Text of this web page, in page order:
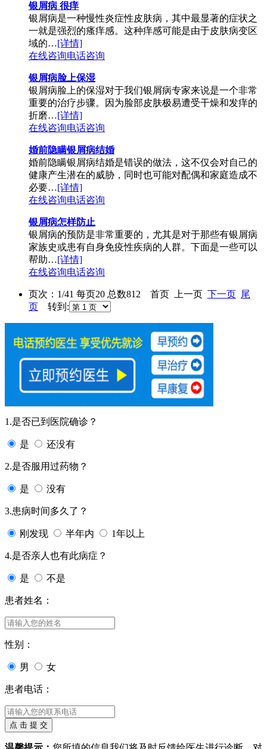
银屑病 很痒
银屑病是一种慢性炎症性皮肤病，其中最显著的症状之
一就是强烈的瘙痒感。这种痒感可能是由于皮肤病变区
域的…[详情]
在线咨询电话咨询
银屑病脸上保湿
银屑病脸上的保湿对于我们银屑病专家来说是一个非常
重要的治疗步骤。因为脸部皮肤极易遭受干燥和发痒的
折磨…[详情]
在线咨询电话咨询
婚前隐瞒银屑病结婚
婚前隐瞒银屑病结婚是错误的做法，这不仅会对自己的
健康产生潜在的威胁，同时也可能对配偶和家庭造成不
必要…[详情]
在线咨询电话咨询
银屑病怎样防止
银屑病的预防是非常重要的，尤其是对于那些有银屑病
家族史或患有自身免疫性疾病的人群。下面是一些可以
帮助…[详情]
在线咨询电话咨询
页次：1/41 每页20 总数812 首页 上一页 下一页 尾
页 转到:
1.是否已到医院确诊？
是 还没有
2.是否服用过药物？
是 没有
3.患病时间多久了？
刚发现 半年内 1年以上
4.是否亲人也有此病症？
是 不是
患者姓名：
性别：
男 女
患者电话：